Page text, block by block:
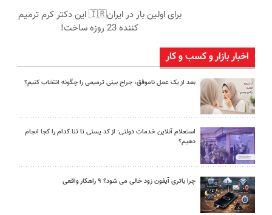
برای اولین بار در ایران🇮🇷 این دکتر کرم ترمیم
کننده 23 روزه ساخت!
اخبار بازار و کسب و کار
بعد از یک عمل ناموفق، جراح بینی ترمیمی را چگونه انتخاب کنیم؟
استعلام آنلاین خدمات دولتی: از کد پستی تا ثنا کدام را کجا انجام
دهیم؟
چرا باتری آیفون زود خالی می شود؟ ۹ راهکار واقعی